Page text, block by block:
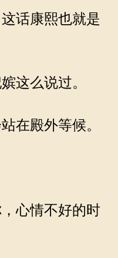
话康熙也就是
这么说过。
在殿外等候。
心情不好的时